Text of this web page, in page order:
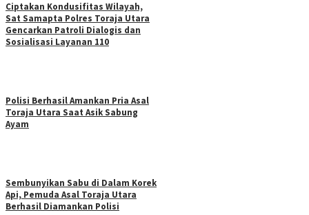
Ciptakan Kondusifitas Wilayah,
Sat Samapta Polres Toraja Utara
Gencarkan Patroli Dialogis dan
Sosialisasi Layanan 110
Polisi Berhasil Amankan Pria Asal
Toraja Utara Saat Asik Sabung
Ayam
Sembunyikan Sabu di Dalam Korek
Api, Pemuda Asal Toraja Utara
Berhasil Diamankan Polisi